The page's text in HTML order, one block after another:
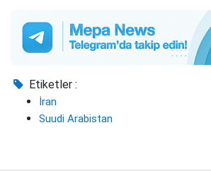
Etiketler :
İran
Suudi Arabistan